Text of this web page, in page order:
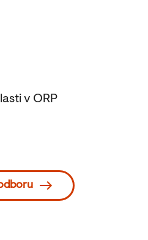
v ORP